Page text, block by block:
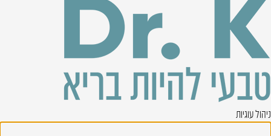
ניהול עוגיות